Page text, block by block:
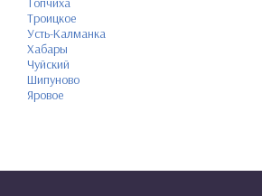
Троицкое
Усть-Калманка
Хабары
Чуйский
Шипуново
Яровое